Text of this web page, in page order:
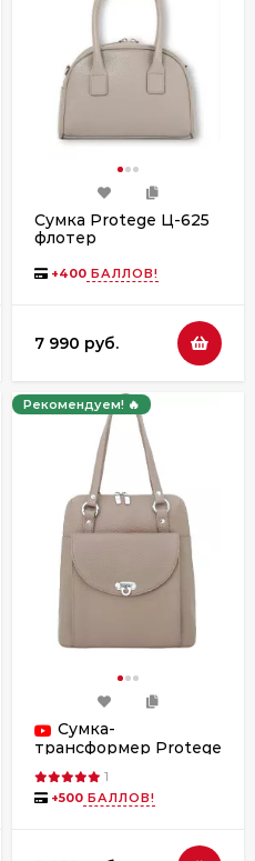
Сумка Protege Ц-625
флотер
+400 БАЛЛОВ!
7 990 руб.
Рекомендуем! 🔥
Сумка-
трансформер Protege
1
+500 БАЛЛОВ!